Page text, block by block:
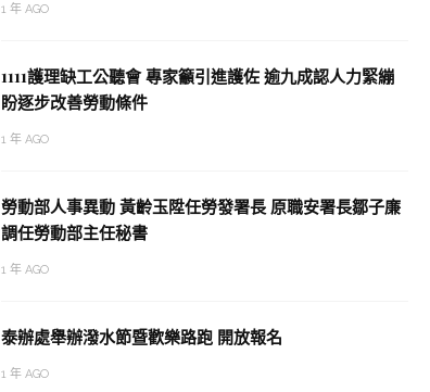
1 年 AGO
1111護理缺工公聽會 專家籲引進護佐 逾九成認人力緊繃
盼逐步改善勞動條件
1 年 AGO
勞動部人事異動 黃齡玉陞任勞發署長 原職安署長鄒子廉
調任勞動部主任秘書
1 年 AGO
泰辦處舉辦潑水節暨歡樂路跑 開放報名
1 年 AGO